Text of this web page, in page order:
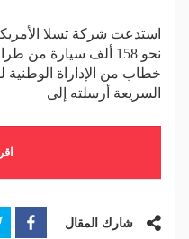
استدعت شركة تسلا
خطاب من الإداراة
السريعة أرسلته إلى
شارك المقال